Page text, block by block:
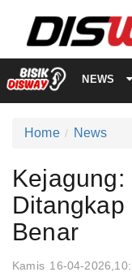
NEWS
Home News
Benar
Kamis 16-04-